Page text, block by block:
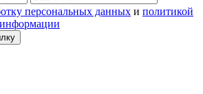
персональных данных и политикой